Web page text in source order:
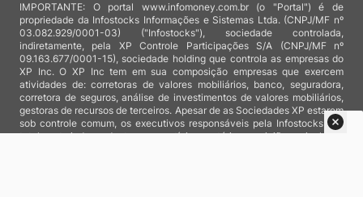
IMPORTANTE: O portal www.infomoney.com.br (o "Portal") é de
propriedade da Infostocks Informações e Sistemas Ltda. (CNPJ/MF nº
03.082.929/0001-03) ("Infostocks"), sociedade controlada,
indiretamente, pela XP Controle Participações S/A (CNPJ/MF nº
09.163.677/0001-15), sociedade holding que controla as empresas do
XP Inc. O XP Inc tem em sua composição empresas que exercem
atividades de: corretoras de valores mobiliários, banco, seguradora,
corretora de seguros, análise de investimentos de valores mobiliários,
gestoras de recursos de terceiros. Apesar de as Sociedades XP estarem
sob controle comum, os executivos responsáveis pela Infostocks são
totalmente independentes e as notícias, matérias e opiniões veiculadas